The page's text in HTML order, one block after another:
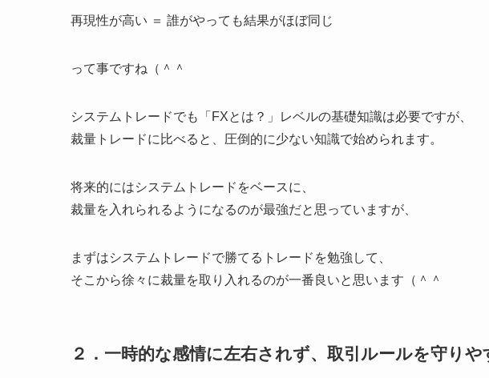
再現性が高い ＝ 誰がやっても結果がほぼ同じ
って事ですね（＾＾
システムトレードでも「FXとは？」レベルの基礎知識は必要ですが、
裁量トレードに比べると、圧倒的に少ない知識で始められます。
将来的にはシステムトレードをベースに、
裁量を入れられるようになるのが最強だと思っていますが、
まずはシステムトレードで勝てるトレードを勉強して、
そこから徐々に裁量を取り入れるのが一番良いと思います（＾＾
２．一時的な感情に左右されず、取引ルールを守りや